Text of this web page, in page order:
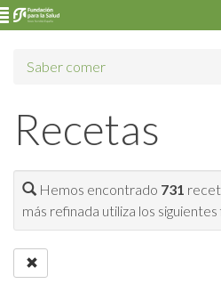
Saber comer
Recetas
Hemos encontrado 731
más refinada utiliza los